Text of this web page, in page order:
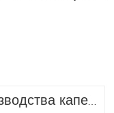
Линия производства капельных трубок HWYAA для капельного орошения с компенсацией давления и цилиндрическими круглыми капельницами для выщелачивания на шахтах